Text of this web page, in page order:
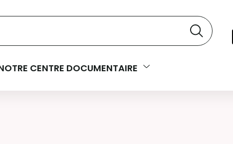
CENTRE DOCUMENTAIRE